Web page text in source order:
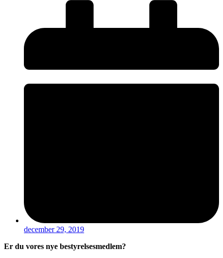
december 29, 2019
Er du vores nye bestyrelsesmedlem?